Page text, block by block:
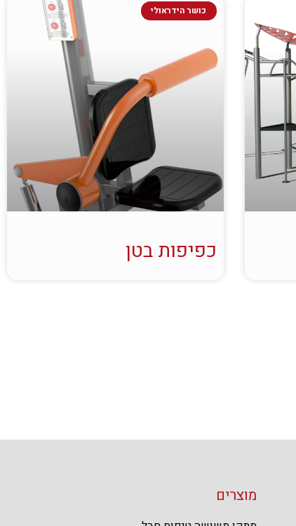
כושר הידראולי
כפיפות בטן
מוצרים